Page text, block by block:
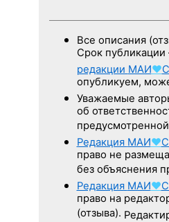
Все описания
Срок
редакции МАИ♥
опубликуем,
Уважаемые
об
предусмотренной
Редакция МАИ♥
право не
без объяснения
Редакция МАИ♥
право на
(отзыва).